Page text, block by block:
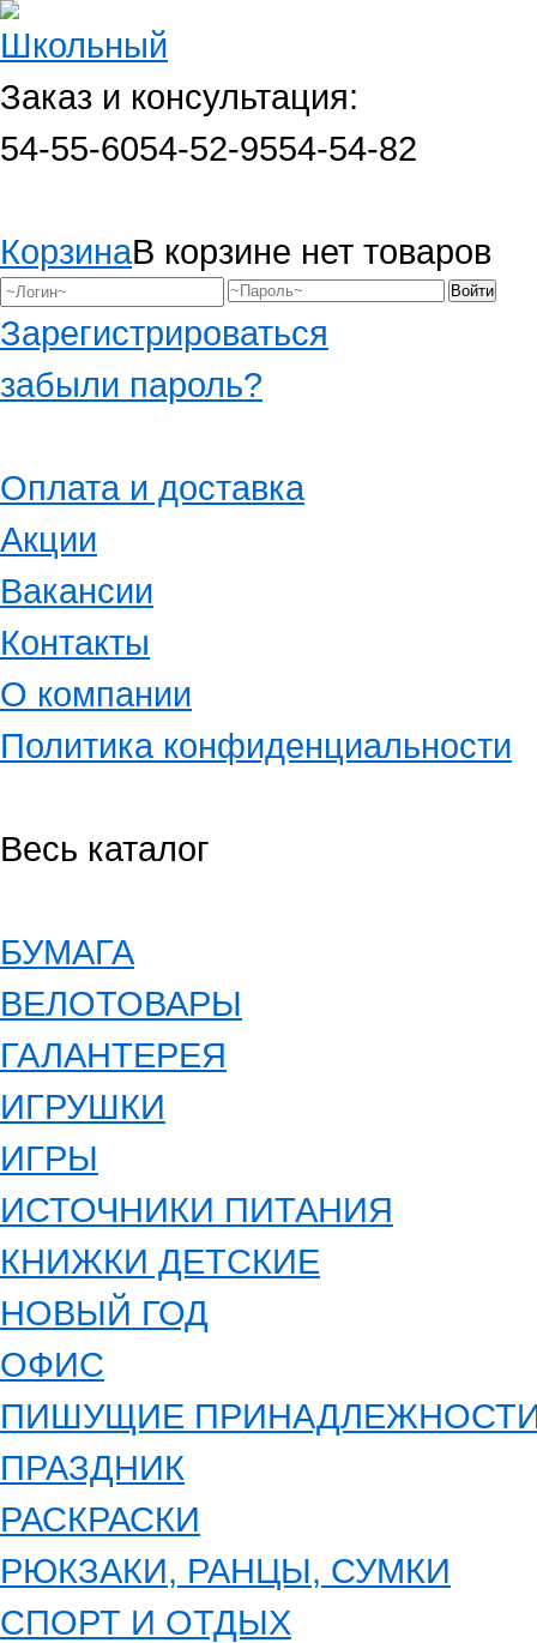
Заказ и консультация:
54-55-6054-52-9554-54-82
КорзинаВ корзине нет товаров
Зарегистрироваться
забыли пароль?
Оплата и доставка
Акции
Вакансии
Контакты
О компании
Политика конфиденциальности
Весь каталог
БУМАГА
ВЕЛОТОВАРЫ
ГАЛАНТЕРЕЯ
ИГРУШКИ
ИГРЫ
ИСТОЧНИКИ ПИТАНИЯ
КНИЖКИ ДЕТСКИЕ
НОВЫЙ ГОД
ОФИС
ПИШУЩИЕ
ПРАЗДНИК
РАСКРАСКИ
РЮКЗАКИ, РАНЦЫ, СУМКИ
СПОРТ И ОТДЫХ